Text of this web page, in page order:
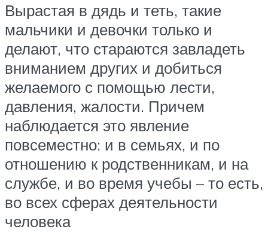
Вырастая в дядь и теть, такие
мальчики и девочки только и
делают, что стараются завладеть
вниманием других и добиться
желаемого с помощью лести,
давления, жалости. Причем
наблюдается это явление
повсеместно: и в семьях, и по
отношению к родственникам, и на
службе, и во время учебы – то есть,
во всех сферах деятельности
человека